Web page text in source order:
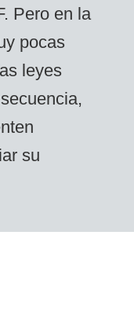
Pero en la
pocas
leyes
su